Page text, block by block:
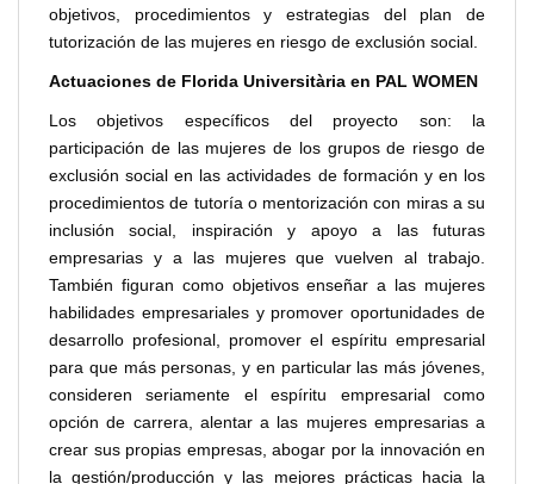
objetivos, procedimientos y estrategias del plan de
tutorización de las mujeres en riesgo de exclusión social.
Actuaciones de Florida Universitària en PAL WOMEN
Los objetivos específicos del proyecto son: la
participación de las mujeres de los grupos de riesgo de
exclusión social en las actividades de formación y en los
procedimientos de tutoría o mentorización con miras a su
inclusión social, inspiración y apoyo a las futuras
empresarias y a las mujeres que vuelven al trabajo.
También figuran como objetivos enseñar a las mujeres
habilidades empresariales y promover oportunidades de
desarrollo profesional, promover el espíritu empresarial
para que más personas, y en particular las más jóvenes,
consideren seriamente el espíritu empresarial como
opción de carrera, alentar a las mujeres empresarias a
crear sus propias empresas, abogar por la innovación en
la gestión/producción y las mejores prácticas hacia la